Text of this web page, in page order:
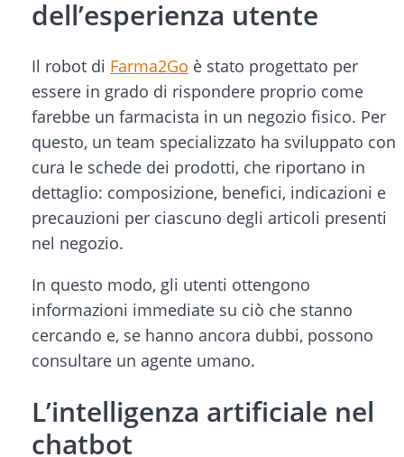
dell’esperienza utente
Il robot di Farma2Go è stato progettato per
essere in grado di rispondere proprio come
farebbe un farmacista in un negozio fisico. Per
questo, un team specializzato ha sviluppato con
cura le schede dei prodotti, che riportano in
dettaglio: composizione, benefici, indicazioni e
precauzioni per ciascuno degli articoli presenti
nel negozio.
In questo modo, gli utenti ottengono
informazioni immediate su ciò che stanno
cercando e, se hanno ancora dubbi, possono
consultare un agente umano.
L’intelligenza artificiale nel
chatbot